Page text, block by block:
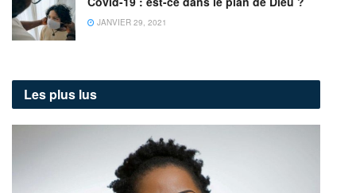
JANVIER 29, 2021
Les plus lus